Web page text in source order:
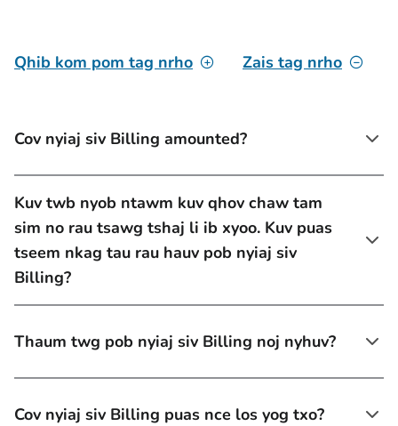
Qhib kom pom tag nrho Zais tag nrho
Cov nyiaj siv Billing amounted?
Kuv twb nyob ntawm kuv qhov chaw tam
sim no rau tsawg tshaj li ib xyoo. Kuv puas
tseem nkag tau rau hauv pob nyiaj siv
Billing?
Thaum twg pob nyiaj siv Billing noj nyhuv?
Cov nyiaj siv Billing puas nce los yog txo?